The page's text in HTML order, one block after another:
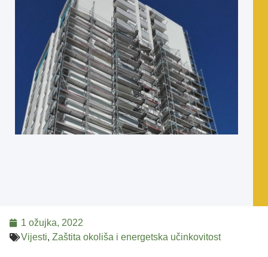
1 ožujka, 2022
Vijesti, Zaštita okoliša i energetska učinkovitost